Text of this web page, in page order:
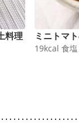
料理
ミニトマ
19kcal 食塩